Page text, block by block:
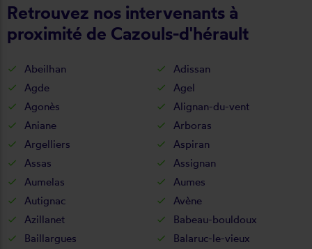
Retrouvez nos intervenants à
proximité de Cazouls-d'hérault
Abeilhan
Adissan
Agde
Agel
Agonès
Alignan-du-vent
Aniane
Arboras
Argelliers
Aspiran
Assas
Assignan
Aumelas
Aumes
Autignac
Avène
Azillanet
Babeau-bouldoux
Baillargues
Balaruc-le-vieux